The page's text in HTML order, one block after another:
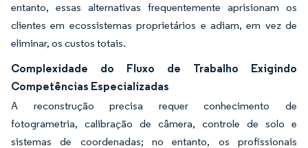
entanto, essas alternativas frequentemente aprisionam os
clientes em ecossistemas proprietários e adiam, em vez de
eliminar, os custos totais.
Complexidade do Fluxo de Trabalho Exigindo
Competências Especializadas
A reconstrução precisa requer conhecimento de
fotogrametria, calibração de câmera, controle de solo e
sistemas de coordenadas; no entanto, os profissionais